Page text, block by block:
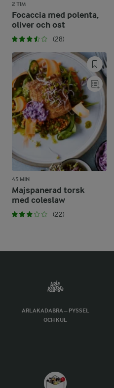
2 TIM
Focaccia med polenta,
oliver och ost
(28)
45 MIN
Majspanerad torsk
med coleslaw
(22)
ARLAKADABRA – PYSSEL
OCH KUL